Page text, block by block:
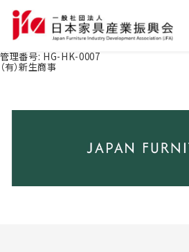
管理番号: HG-HK-0007
（有）新生商事